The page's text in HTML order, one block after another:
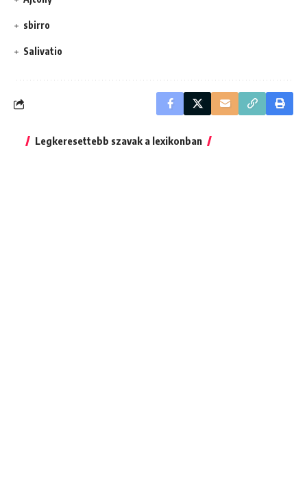
sbirro
Salivatio
Legkeresettebb szavak a lexikonban